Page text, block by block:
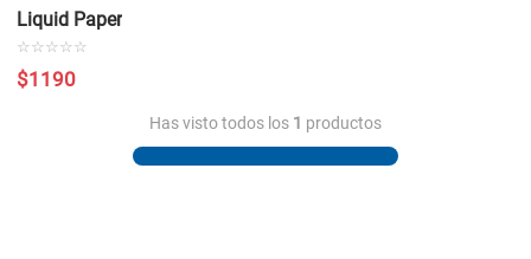
Liquid Paper
☆ ☆ ☆ ☆ ☆
$1190
Has visto todos los 1 productos